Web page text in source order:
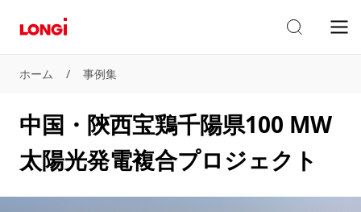
ホーム / 事例集
中国・陝西宝鶏千陽県100 MW
太陽光発電複合プロジェクト